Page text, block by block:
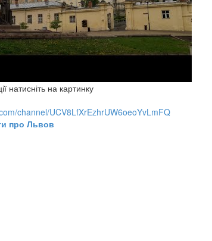
натисніть на картинку
channel/UCV8LfXrEzhrUW6oeoYvLmFQ
про Львов